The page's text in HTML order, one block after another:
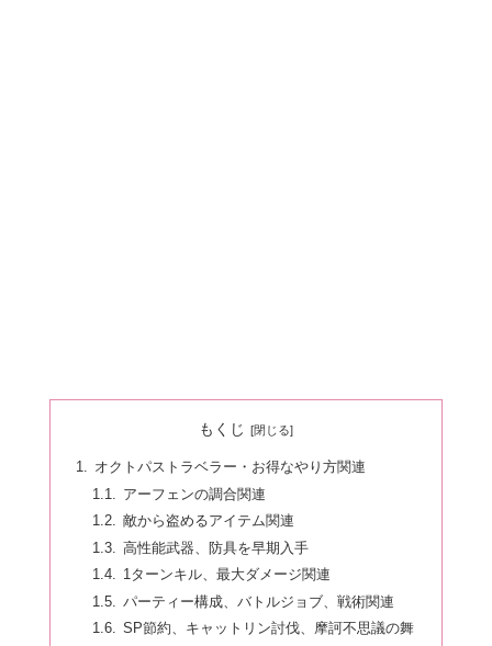
もくじ
オクトパストラベラー・お得なやり方関連
アーフェンの調合関連
敵から盗めるアイテム関連
高性能武器、防具を早期入手
1ターンキル、最大ダメージ関連
パーティー構成、バトルジョブ、戦術関連
SP節約、キャットリン討伐、摩訶不思議の舞